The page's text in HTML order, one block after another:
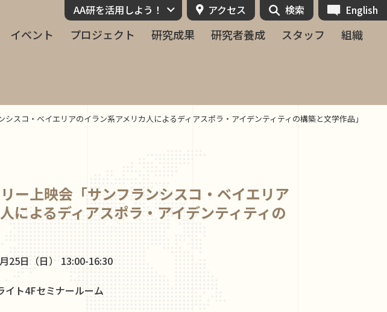
イベント プロジェクト 研究成果 研究者養成 スタッフ 組織
AA研を活用しよう！ アクセス 検索 English
スコ・ベイエリアのイラン系アメリカ人によるディアスポラ・アイデンティティの構築と文学作品」
ー上映会「サンフランシスコ・ベイエリア
によるディアスポラ・アイデンティティの
25日（日） 13:00-16:30
イト4Fセミナールーム